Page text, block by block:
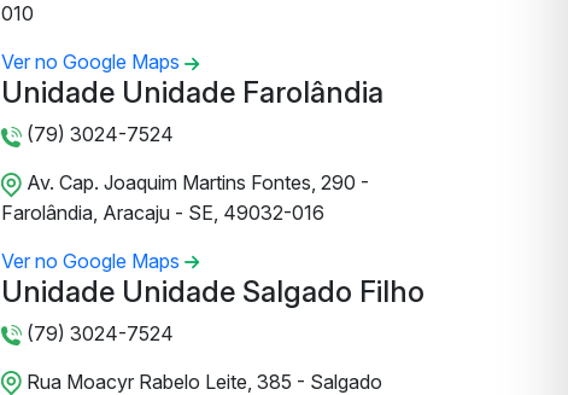
010
Ver no Google Maps
Unidade Unidade Farolândia
(79) 3024-7524
Av. Cap. Joaquim Martins Fontes, 290 -
Farolândia, Aracaju - SE, 49032-016
Ver no Google Maps
Unidade Unidade Salgado Filho
(79) 3024-7524
Rua Moacyr Rabelo Leite, 385 - Salgado